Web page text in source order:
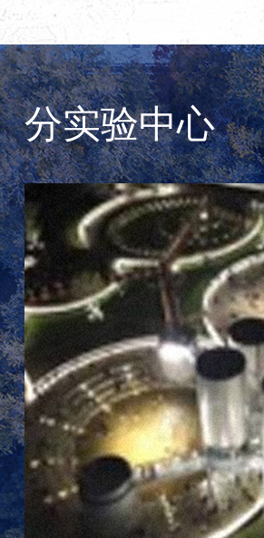
流论坛”在同济大学建筑与城市规划学院
大学、哈尔滨工业大学、东南大学、武
汉大学、西安交通大学、重庆大学、西
安建筑科技大学等多所高校20余位青年
学者参与，分享校外开放课题学术成
果，共同探讨所在学术领域的研究成果
和未来发展趋势。同济大学建筑与城市
规划学院副院长、建成环境技术中心主
任、高密度人居环境生态与节能教育部
重点实验室主任‌石邢教授‌致开幕词。论
坛一：高密度人居环境生态与节能教育
部重点实验室专场 本专场由同济大学建
筑与城市规划学院建成环境技术中心副
主任、高密度人居环境生态与节能教育
部重点实验室副主任叶宇教授主持，‌汇
聚了11场精彩纷呈的学术报告‌，研究议
题呈现出“从宏观健康到微观感知，从物
理环境到社会行为”的多元纵深格局： 上
半场：同济大学建筑与城市规划学院谭
峥副教授，通过构想现代医疗综合体，
介绍了同济医院的设计思想溯源；福州
大学建筑与城乡规划学院陈仕晟副研究
员分享了城市高温风险与热舒
分实验中心